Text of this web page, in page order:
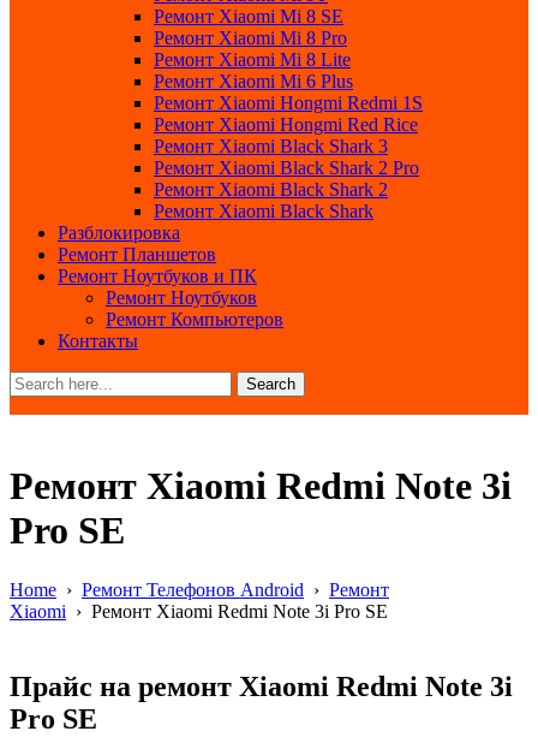
Ремонт Xiaomi Mi 8 SE
Ремонт Xiaomi Mi 8 Pro
Ремонт Xiaomi Mi 8 Lite
Ремонт Xiaomi Mi 6 Plus
Ремонт Xiaomi Hongmi Redmi 1S
Ремонт Xiaomi Hongmi Red Rice
Ремонт Xiaomi Black Shark 3
Ремонт Xiaomi Black Shark 2 Pro
Ремонт Xiaomi Black Shark 2
Ремонт Xiaomi Black Shark
Разблокировка
Ремонт Планшетов
Ремонт Ноутбуков и ПК
Ремонт Ноутбуков
Ремонт Компьютеров
Контакты
Search
Ремонт Xiaomi Redmi Note 3i
Pro SE
Home › Ремонт Телефонов Android › Ремонт
Xiaomi › Ремонт Xiaomi Redmi Note 3i Pro SE
Прайс на ремонт Xiaomi Redmi Note 3i
Pro SE